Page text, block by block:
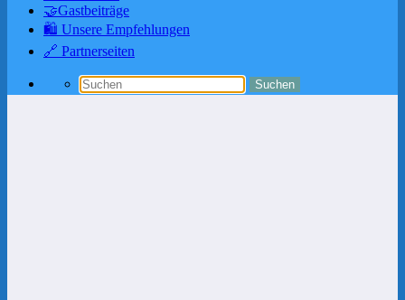
🤝Gastbeiträge
🛍️ Unsere Empfehlungen
🔗 Partnerseiten